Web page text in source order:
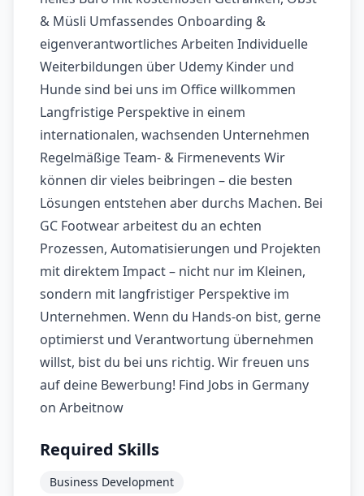
& Müsli Umfassendes Onboarding &
eigenverantwortliches Arbeiten Individuelle
Weiterbildungen über Udemy Kinder und
Hunde sind bei uns im Office willkommen
Langfristige Perspektive in einem
internationalen, wachsenden Unternehmen
Regelmäßige Team- & Firmenevents Wir
können dir vieles beibringen – die besten
Lösungen entstehen aber durchs Machen. Bei
GC Footwear arbeitest du an echten
Prozessen, Automatisierungen und Projekten
mit direktem Impact – nicht nur im Kleinen,
sondern mit langfristiger Perspektive im
Unternehmen. Wenn du Hands-on bist, gerne
optimierst und Verantwortung übernehmen
willst, bist du bei uns richtig. Wir freuen uns
auf deine Bewerbung! Find Jobs in Germany
on Arbeitnow
Required Skills
Business Development